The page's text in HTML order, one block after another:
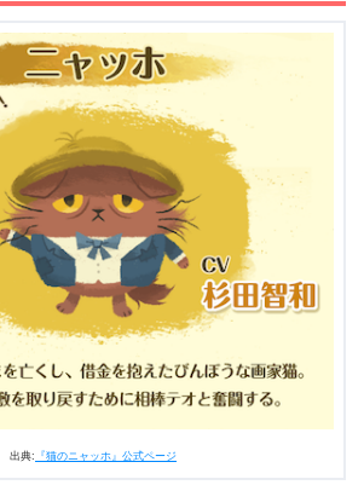
間に起こった素敵な奇跡！神回の予感…
の「星月夜」、ニャッホバージョンは猫モ
！
』第8話まとめ
』他話のネタバレ記事一覧
出典: 『猫のニャッホ』公式ページ